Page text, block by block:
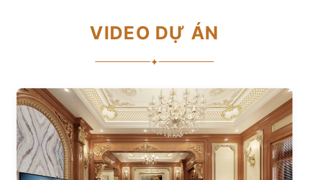
VIDEO DỰ ÁN
✦